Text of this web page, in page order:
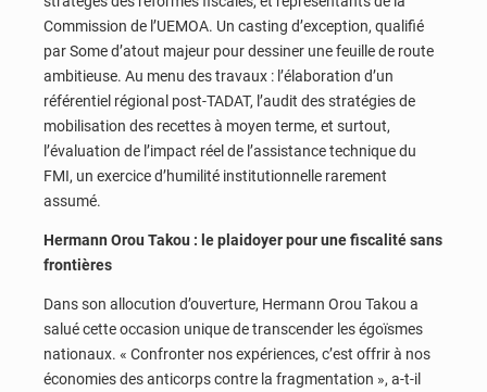
Commission de l’UEMOA. Un casting d’exception, qualifié
par Some d’atout majeur pour dessiner une feuille de route
ambitieuse. Au menu des travaux : l’élaboration d’un
référentiel régional post-TADAT, l’audit des stratégies de
mobilisation des recettes à moyen terme, et surtout,
l’évaluation de l’impact réel de l’assistance technique du
FMI, un exercice d’humilité institutionnelle rarement
assumé.
Hermann Orou Takou : le plaidoyer pour une fiscalité sans
frontières
Dans son allocution d’ouverture, Hermann Orou Takou a
salué cette occasion unique de transcender les égoïsmes
nationaux. « Confronter nos expériences, c’est offrir à nos
économies des anticorps contre la fragmentation », a-t-il